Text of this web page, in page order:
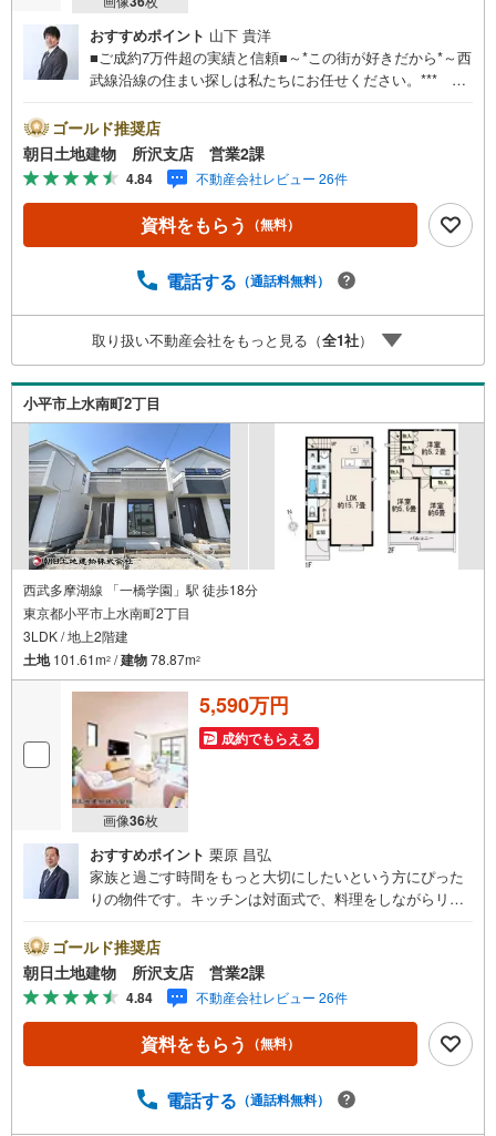
おすすめポイント 山下 貴洋
■ご成約7万件超の実績と信頼■～*この街が好きだから*～西
武線沿線の住まい探しは私たちにお任せください。*** 住
玉・神奈川に展開。豊富な取引データと現場経験をもと
に、お客様一人ひとりに最適なご提案を行っています。
「住宅ローンが不安」「自己資金が少ないけれど購入でき
る？」「住み替えの進め方が分からない」など、購入・売
却に関するお悩みにも有資格スタッフが丁寧に対応。資金
計画の立案から契約・お引渡しまで一貫してサポートいた
件ごとのメリット・注意点をまとめたレポートもご用意し
応。まずはお気軽にご相談ください。■電車でお越しのお客
様は、西武線「所沢駅」西口より徒歩5分■お車でお越しの
お客様は、提携駐車場がございますので弊社営業スタッフ
までお尋ねください。
ゴールド推奨店
朝日土地建物 所沢支店 営業2課
4.84 不動産会社レビュー 26件
資料をもらう （無料）
電話する （通話料無料）
取り扱い不動産会社をもっと見る（全1社）
小平市上水南町2丁目
西武多摩湖線 「一橋学園」駅 徒歩18分
東京都小平市上水南町2丁目
3LDK / 地上2階建
土地101.61m2 /建物78.87m2
画像36枚
5,590万円
成約でもらえる
おすすめポイント 栗原 昌弘
家族と過ごす時間をもっと大切にしたいという方にぴった
りの物件です。キッチンは対面式で、料理をしながらリビ
見ながらの夕食準備も楽しめます。新築ならではの綺麗な
設備、3LDKのゆとりある間取り、 そして利便性の高い立
地が揃った、家族思いの本格木造住宅です。ぜひ一度実際
に現地をご覧ください。
ゴールド推奨店
朝日土地建物 所沢支店 営業2課
4.84 不動産会社レビュー 26件
資料をもらう （無料）
電話する （通話料無料）